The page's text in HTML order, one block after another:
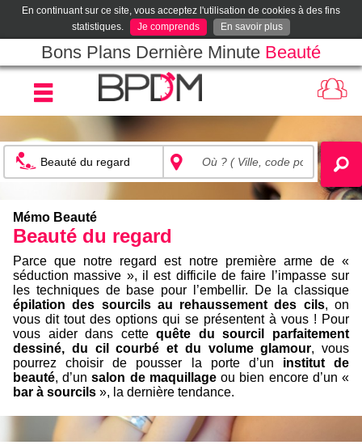
En continuant sur ce site, vous acceptez l'utilisation de cookies à des fins
statistiques.
Je comprends En savoir plus
Bons Plans Dernière Minute Beauté
Mémo Beauté
Beauté du regard
Parce que notre regard est notre première arme de «
séduction massive », il est difficile de faire l’impasse sur
les techniques de base pour l’embellir. De la classique
épilation des sourcils au rehaussement des cils, on
vous dit tout des options qui se présentent à vous ! Pour
vous aider dans cettequête du sourcil parfaitement
dessiné, du cil courbé et du volume glamour, vous
pourrez choisir de pousser la porte d’un institut de
beauté, d’unsalon de maquillageou bien encore d’un «
bar à sourcils », la dernière tendance.